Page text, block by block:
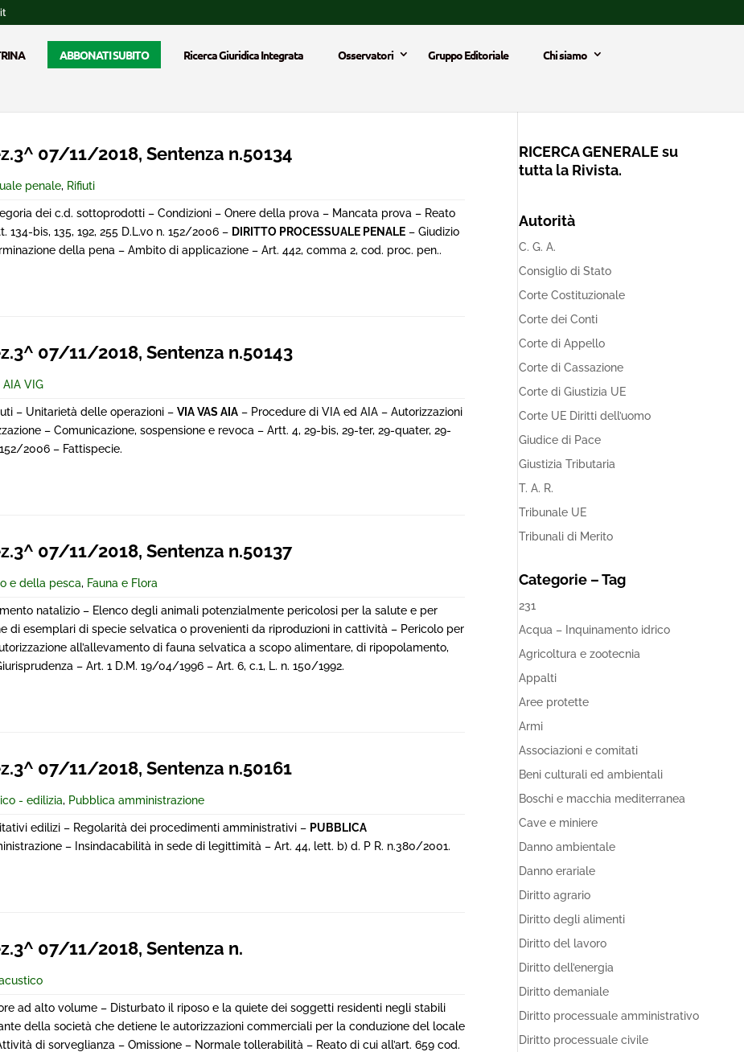
ABBONATI SUBITO Ricerca Giuridica Integrata Osservatori Gruppo Editoriale
Chi siamo
07/11/2018, Sentenza n.50134
penale, Rifiuti
dei c.d. sottoprodotti – Condizioni – Onere della prova – Mancata prova – Reato
bis, 135, 192, 255 D.L.vo n. 152/2006 – DIRITTO PROCESSUALE PENALE – Giudizio
della pena – Ambito di applicazione – Art. 442, comma 2, cod. proc. pen..
07/11/2018, Sentenza n.50143
AIA VIG
– Unitarietà delle operazioni – VIA VAS AIA – Procedure di VIA ed AIA – Autorizzazioni
– Comunicazione, sospensione e revoca – Artt. 4, 29-bis, 29-ter, 29-quater, 29-
2006 – Fattispecie.
07/11/2018, Sentenza n.50137
e della pesca, Fauna e Flora
natalizio – Elenco degli animali potenzialmente pericolosi per la salute e per
di esemplari di specie selvatica o provenienti da riproduzioni in cattività – Pericolo per
all’allevamento di fauna selvatica a scopo alimentare, di ripopolamento,
– Art. 1 D.M. 19/04/1996 – Art. 6, c.1, L. n. 150/1992.
07/11/2018, Sentenza n.50161
- edilizia, Pubblica amministrazione
edilizi – Regolarità dei procedimenti amministrativi – PUBBLICA
– Insindacabilità in sede di legittimità – Art. 44, lett. b) d. P R. n.380/2001.
07/11/2018, Sentenza n.
ad alto volume – Disturbato il riposo e la quiete dei soggetti residenti negli stabili
della società che detiene le autorizzazioni commerciali per la conduzione del locale
di sorveglianza – Omissione – Normale tollerabilità – Reato di cui all’art. 659 cod.
RICERCA GENERALE su
tutta la Rivista.
Autorità
C. G. A.
Consiglio di Stato
Corte Costituzionale
Corte dei Conti
Corte di Appello
Corte di Cassazione
Corte di Giustizia UE
Corte UE Diritti dell’uomo
Giudice di Pace
Giustizia Tributaria
T. A. R.
Tribunale UE
Tribunali di Merito
Categorie – Tag
231
Acqua – Inquinamento idrico
Agricoltura e zootecnia
Appalti
Aree protette
Armi
Associazioni e comitati
Beni culturali ed ambientali
Boschi e macchia mediterranea
Cave e miniere
Danno ambientale
Danno erariale
Diritto agrario
Diritto degli alimenti
Diritto del lavoro
Diritto dell’energia
Diritto demaniale
Diritto processuale amministrativo
Diritto processuale civile